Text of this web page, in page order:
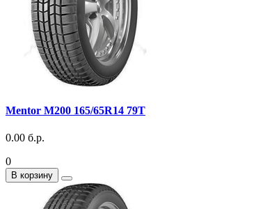
Mentor M200 165/65R14 79T
0.00 б.р.
0
В корзину